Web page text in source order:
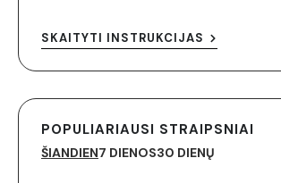
SKAITYTI INSTRUKCIJAS
POPULIARIAUSI STRAIPSNIAI
ŠIANDIEN7 DIENOS30 DIENŲ